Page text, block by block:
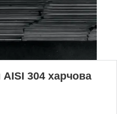
304 харчова